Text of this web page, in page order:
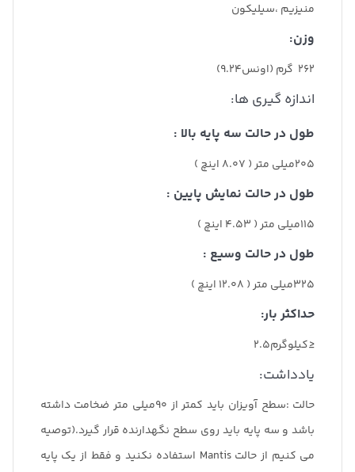
منیزیم ،سیلیکون
وزن:
262 گرم (اونس9.24)
اندازه گیری ها:
طول در حالت سه پایه بالا :
205میلی متر ( 8.07 اینچ )
طول در حالت نمایش پایین :
115میلی متر ( 4.53 اینچ )
طول در حالت وسیع :
325میلی متر ( 12.08 اینچ )
حداکثر بار:
≤کیلوگرم2.5
یادداشت:
حالت :سطح آویزان باید کمتر از 90میلی متر ضخامت داشته
باشد و سه پایه باید روی سطح نگهدارنده قرار گیرد.(توصیه
می کنیم از حالت Mantis استفاده نکنید و فقط از یک پایه